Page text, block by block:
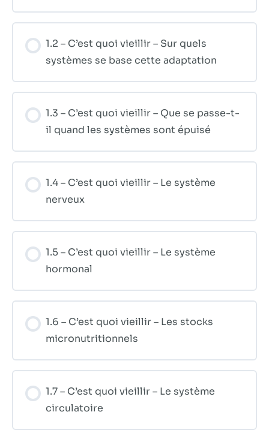
1.2 – C’est quoi vieillir – Sur quels
systèmes se base cette adaptation
1.3 – C’est quoi vieillir – Que se passe-t-
il quand les systèmes sont épuisé
1.4 – C’est quoi vieillir – Le système
nerveux
1.5 – C’est quoi vieillir – Le système
hormonal
1.6 – C’est quoi vieillir – Les stocks
micronutritionnels
1.7 – C’est quoi vieillir – Le système
circulatoire
Marketing
comportement
lorsque vous
visitez notre
site, vous
augmentez les
voir du
personnalisés.